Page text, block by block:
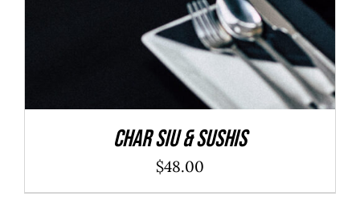
Char Siu & Sushis
$48.00